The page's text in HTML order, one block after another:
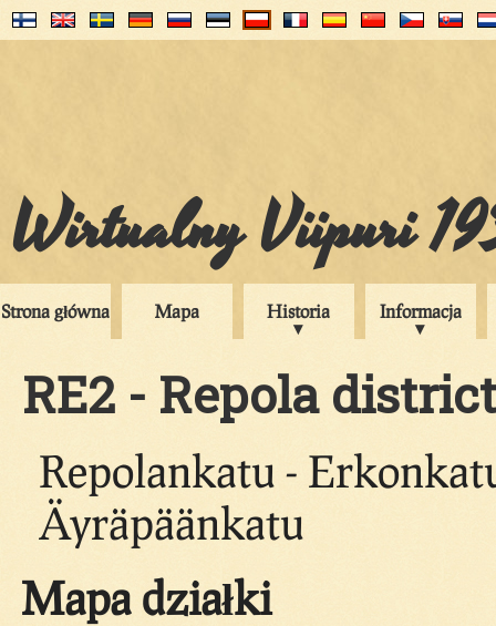
Wirtualny Viipuri
Strona główna Mapa Historia Informacja
RE2 - Repola
Repolankatu -
Äyräpäänkatu
Mapa działki